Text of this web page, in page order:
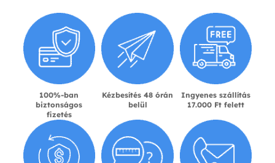
100%-ban
biztonságos
fizetés
Kézbesítés 48 órán
belül
Ingyenes szállítás
17.000 Ft felett